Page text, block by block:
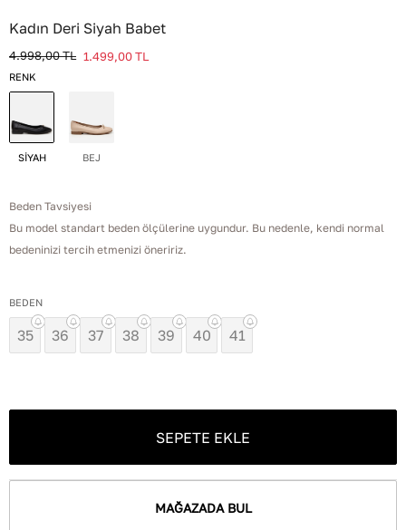
Kadın Deri Siyah Babet
4.998,00TL 1.499,00TL
RENK
SİYAH BEJ
Beden Tavsiyesi
Bu model standart beden ölçülerine uygundur. Bu nedenle, kendi normal
bedeninizi tercih etmenizi öneririz.
BEDEN
35 36 37 38 39 40 41
SEPETE EKLE
MAĞAZADA BUL